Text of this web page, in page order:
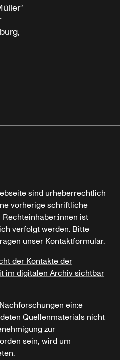
sind urheberrechtlich
vorherige schriftliche
ist
verfolgt werden. Bitte
unser Kontaktformular.
der Kontakte der
im digitalen Archiv sichtbar
ein:e
Quellenmaterials nicht
zur
sein, wird um